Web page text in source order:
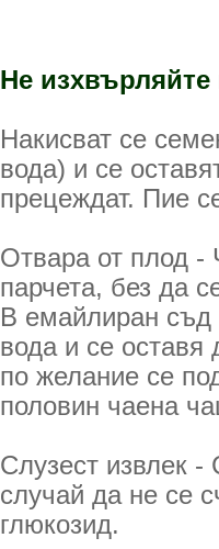
Не
Накисват се
вода) и се
прецеждат. Пие
Отвара от плод -
парчета, без да
В емайлиран съд
вода и се
по желание се
половин чаена
Слузест извлек -
случай да не се
глюкозид.